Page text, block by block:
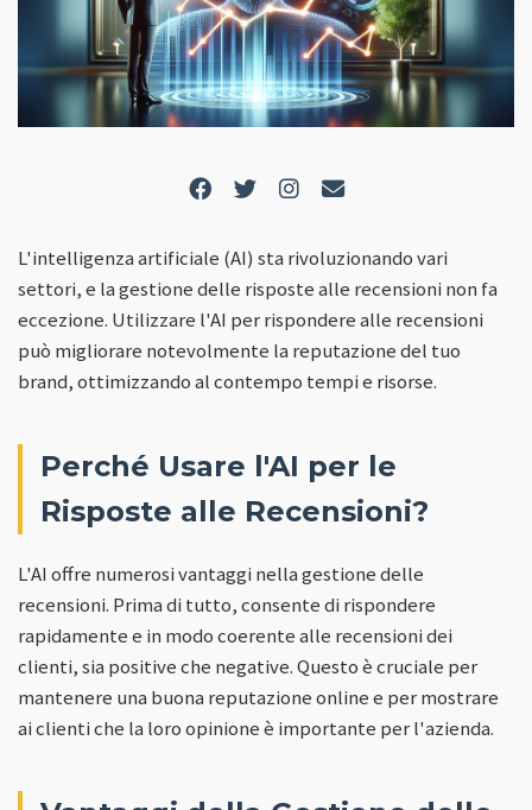
L'intelligenza artificiale (AI) sta rivoluzionando vari
settori, e la gestione delle risposte alle recensioni non fa
eccezione. Utilizzare l'AI per rispondere alle recensioni
può migliorare notevolmente la reputazione del tuo
brand, ottimizzando al contempo tempi e risorse.
Perché Usare l'AI per le
Risposte alle Recensioni?
L'AI offre numerosi vantaggi nella gestione delle
recensioni. Prima di tutto, consente di rispondere
rapidamente e in modo coerente alle recensioni dei
clienti, sia positive che negative. Questo è cruciale per
mantenere una buona reputazione online e per mostrare
ai clienti che la loro opinione è importante per l'azienda.